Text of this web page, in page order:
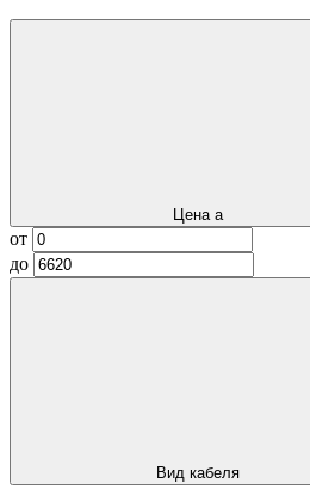
Цена a
от
до
Вид кабеля